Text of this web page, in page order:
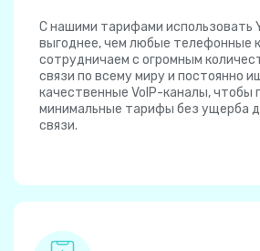
С нашими тарифами использовать
выгоднее, чем любые телефонные
сотрудничаем с огромным
связи по всему миру и постоянно
качественные VoIP-каналы, чтобы
минимальные тарифы без ущерба
связи.